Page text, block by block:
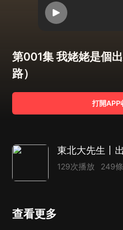
第001集 我姥姥是個
路）
打開APP
129次播放 249
查看更多